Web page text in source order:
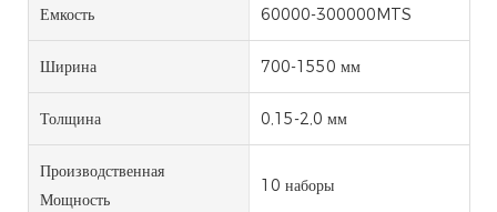
Емкость 60000-300000MTS
Ширина 700-1550 мм
Толщина 0,15-2,0 мм
Производственная
Мощность
10 наборы